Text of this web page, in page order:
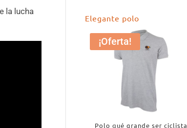
la lucha
Elegante polo
¡Oferta!
Polo qué grande ser ciclista